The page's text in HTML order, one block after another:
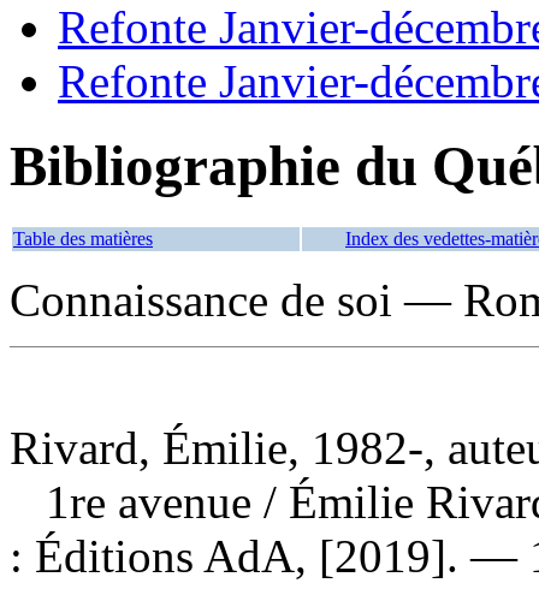
Refonte Janvier-
Refonte Janvier-
Bibliographie du
Table des matières Index des vedettes-
Connaissance de soi —
Rivard, Émilie, 1982-,
1re avenue / Émilie
: Éditions AdA, [2019]. —